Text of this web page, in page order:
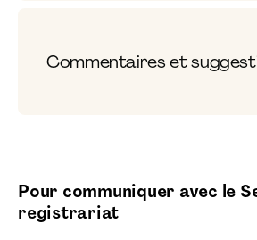
Commentaires et
Pour communiquer avec le
registrariat